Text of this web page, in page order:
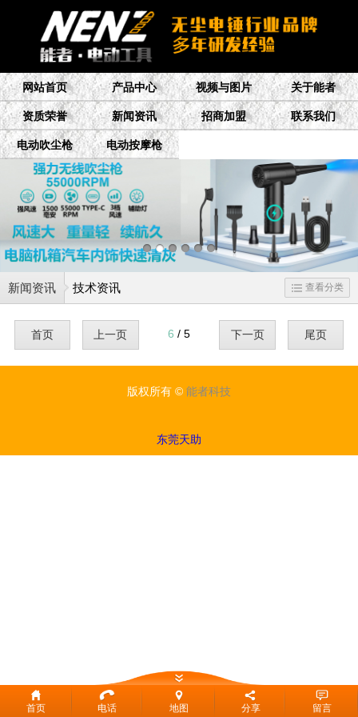
网站首页 产品中心 视频与图片 关于能者
资质荣誉 新闻资讯 招商加盟 联系我们
电动吹尘枪 电动按摩枪
新闻资讯 技术资讯 查看分类
首页 上一页 6 / 5 下一页 尾页
版权所有 © 能者科技
东莞天助
首页 电话 地图 分享 留言